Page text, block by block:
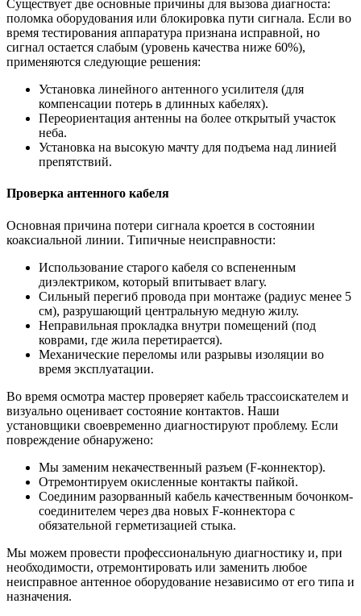
Существует две основные причины для вызова диагноста:
поломка оборудования или блокировка пути сигнала. Если во
время тестирования аппаратура признана исправной, но
сигнал остается слабым (уровень качества ниже 60%),
применяются следующие решения:
Установка линейного антенного усилителя (для
компенсации потерь в длинных кабелях).
Переориентация антенны на более открытый участок
неба.
Установка на высокую мачту для подъема над линией
препятствий.
Проверка антенного кабеля
Основная причина потери сигнала кроется в состоянии
коаксиальной линии. Типичные неисправности:
Использование старого кабеля со вспененным
диэлектриком, который впитывает влагу.
Сильный перегиб провода при монтаже (радиус менее 5
см), разрушающий центральную медную жилу.
Неправильная прокладка внутри помещений (под
коврами, где жила перетирается).
Механические переломы или разрывы изоляции во
время эксплуатации.
Во время осмотра мастер проверяет кабель трассоискателем и
визуально оценивает состояние контактов. Наши
установщики своевременно диагностируют проблему. Если
повреждение обнаружено:
Мы заменим некачественный разъем (F-коннектор).
Отремонтируем окисленные контакты пайкой.
Соединим разорванный кабель качественным бочонком-
соединителем через два новых F-коннектора с
обязательной герметизацией стыка.
Мы можем провести профессиональную диагностику и, при
необходимости, отремонтировать или заменить любое
неисправное антенное оборудование независимо от его типа и
назначения.